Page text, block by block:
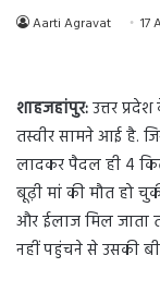
Aarti Agravat 17
शाहजहांपुर:उत्तर
तस्वीर सामने आई है.
लादकर पैदल ही 4
बूढ़ी मां की मौत हो
और ईलाज मिल जाता
नहीं पहुंचने से उसकी